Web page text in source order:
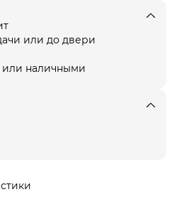
или до двери
наличными